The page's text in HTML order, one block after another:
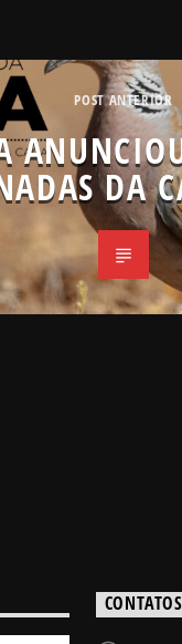
POST ANTERIOR
DA
CONTATOS